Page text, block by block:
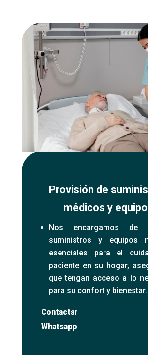
Provisión de
médicos y
Nos encargamos de
suministros y equipos
esenciales para el
paciente en su hogar,
que tengan acceso a lo
para su confort y bienestar.
Contactar
Whatsapp